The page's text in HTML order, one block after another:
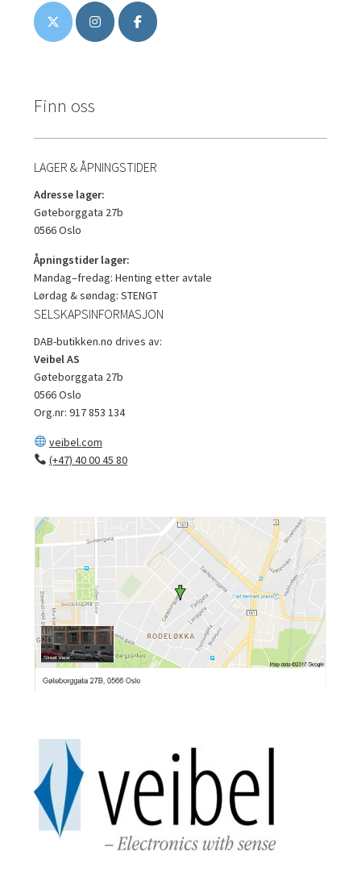
Finn oss
LAGER & ÅPNINGSTIDER
Adresse lager:
Gøteborggata 27b
0566 Oslo
Åpningstider lager:
Mandag–fredag: Henting etter avtale
Lørdag & søndag: STENGT
SELSKAPSINFORMASJON
DAB-butikken.no drives av:
Veibel AS
Gøteborggata 27b
0566 Oslo
Org.nr: 917 853 134
veibel.com
(+47) 40 00 45 80